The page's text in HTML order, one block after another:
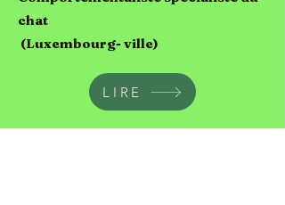
chat
(Luxembourg- ville)
LIRE